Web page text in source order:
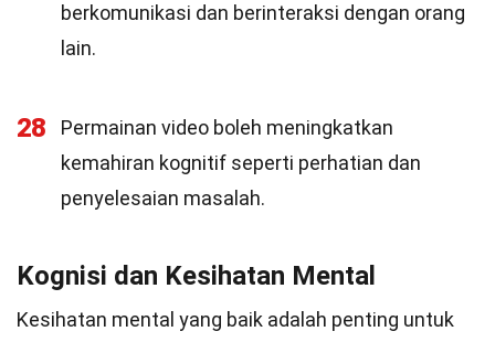
berkomunikasi dan berinteraksi dengan orang
lain.
28
Permainan video boleh meningkatkan
kemahiran kognitif seperti perhatian dan
penyelesaian masalah.
Kognisi dan Kesihatan Mental
Kesihatan mental yang baik adalah penting untuk